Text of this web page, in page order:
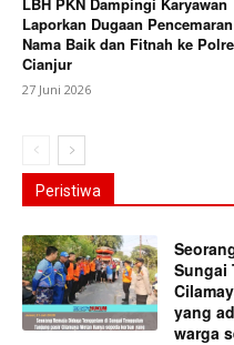
Laporkan Dugaan Pencemaran
Nama Baik dan Fitnah ke
Cianjur
27 Juni 2026
Peristiwa
Sungai
yang
warga